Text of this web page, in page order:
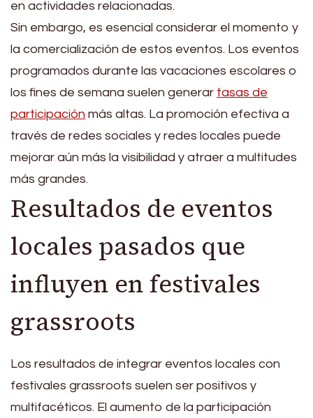
en actividades relacionadas.
Sin embargo, es esencial considerar el momento y
la comercialización de estos eventos. Los eventos
programados durante las vacaciones escolares o
los fines de semana suelen generar tasas de
participación más altas. La promoción efectiva a
través de redes sociales y redes locales puede
mejorar aún más la visibilidad y atraer a multitudes
más grandes.
Resultados de eventos
locales pasados que
influyen en festivales
grassroots
Los resultados de integrar eventos locales con
festivales grassroots suelen ser positivos y
multifacéticos. El aumento de la participación